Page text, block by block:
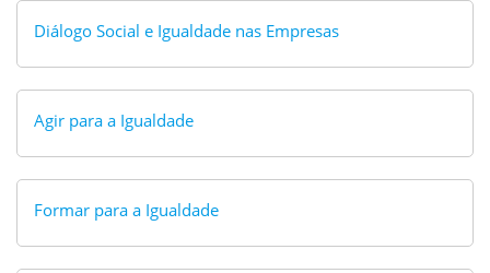
Diálogo Social e Igualdade nas Empresas
Agir para a Igualdade
Formar para a Igualdade